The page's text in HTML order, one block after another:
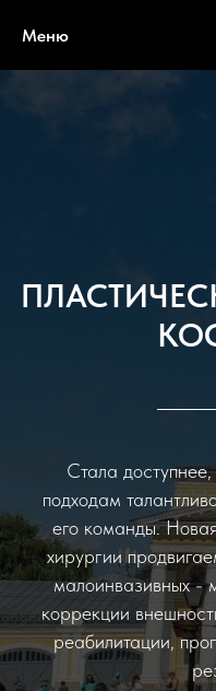
Меню
Стала
подходам
его команды.
хирургии
малоинвазивных -
коррекции
реабилитации,